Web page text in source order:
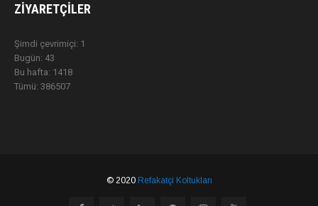
ZIYARETÇILER
Şimdi çevrimiçi: 1
Bugün: 43
Bu hafta: 1418
Tümü: 386507
© 2020 Refakatçi Koltukları